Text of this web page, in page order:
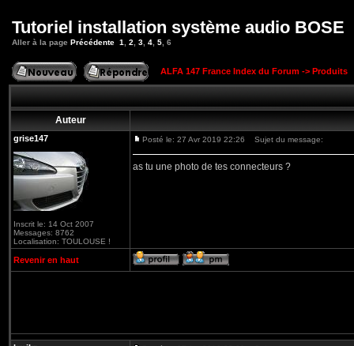
Tutoriel installation système audio BOSE
Aller à la page Précédente 1 2 3 4 5 6
ALFA 147 France Index du Forum -> Produits
Auteur
grise147
Inscrit le: 14 Oct 2007
Messages: 8762
Localisation: TOULOUSE !
Posté le: 27 Avr 2019 22:26 Sujet du message:
as tu une photo de tes connecteurs ?
Revenir en haut